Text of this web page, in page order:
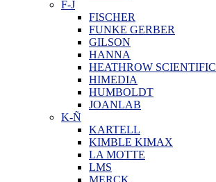
F-J
FISCHER
FUNKE GERBER
GILSON
HANNA
HEATHROW SCIENTIFIC
HIMEDIA
HUMBOLDT
JOANLAB
K-Ñ
KARTELL
KIMBLE KIMAX
LA MOTTE
LMS
MERCK